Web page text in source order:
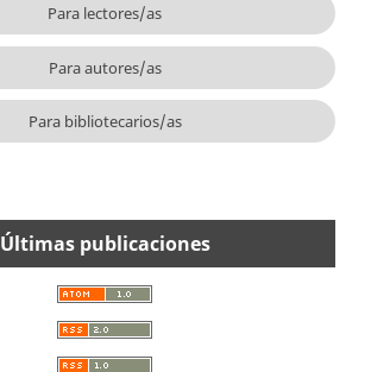
Para lectores/as
Para autores/as
Para bibliotecarios/as
Últimas publicaciones